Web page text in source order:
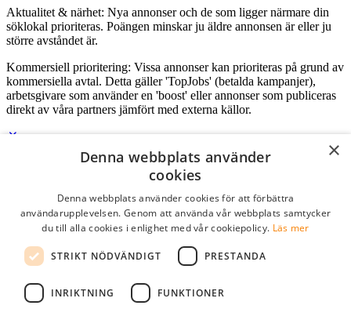
Aktualitet & närhet: Nya annonser och de som ligger närmare din
söklokal prioriteras. Poängen minskar ju äldre annonsen är eller ju
större avståndet är.
Kommersiell prioritering: Vissa annonser kan prioriteras på grund av
kommersiella avtal. Detta gäller 'TopJobs' (betalda kampanjer),
arbetsgivare som använder en 'boost' eller annonser som publiceras
direkt av våra partners jämfört med externa källor.
Logga in som företag
Lösenord
kom ihåg mig
logga in
×
Denna webbplats använder
cookies
Denna webbplats använder cookies för att förbättra
användarupplevelsen. Genom att använda vår webbplats samtycker
du till alla cookies i enlighet med vår cookiepolicy. Läs mer
STRIKT NÖDVÄNDIGT PRESTANDA
INRIKTNING FUNKTIONER